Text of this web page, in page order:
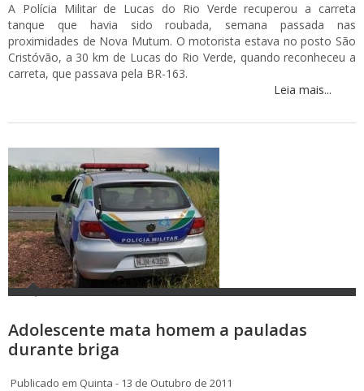
A Polícia Militar de Lucas do Rio Verde recuperou a carreta
tanque que havia sido roubada, semana passada nas
proximidades de Nova Mutum. O motorista estava no posto São
Cristóvão, a 30 km de Lucas do Rio Verde, quando reconheceu a
carreta, que passava pela BR-163.
Leia mais...
Adolescente mata homem a pauladas
durante briga
Publicado em Quinta - 13 de Outubro de 2011